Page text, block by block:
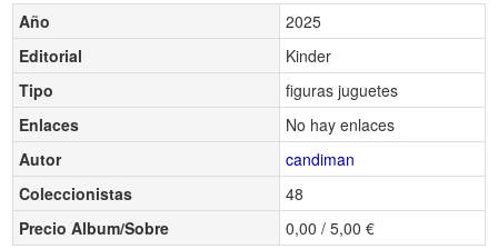
Año
2025
Editorial
Kinder
Tipo
figuras juguetes
Enlaces
No hay enlaces
Autor
candiman
Coleccionistas
48
Precio Album/Sobre
0,00 / 5,00 €